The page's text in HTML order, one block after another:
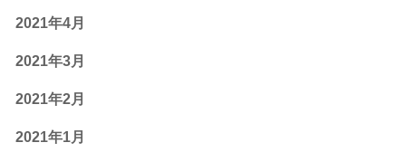
2021年4月
2021年3月
2021年2月
2021年1月